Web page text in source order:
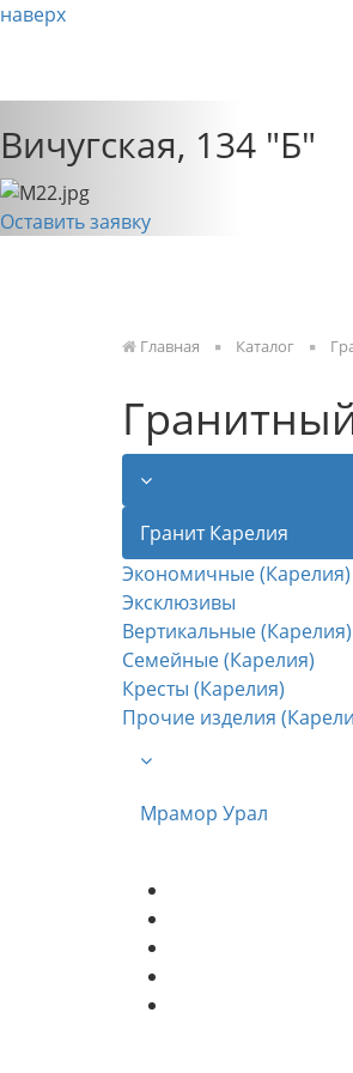
наверх
Вичугская, 134 "Б"
Оставить заявку
Главная Каталог
Гранит Карелия
Экономичные (Карелия)
Эксклюзивы
Вертикальные (Карелия)
Семейные (Карелия)
Кресты (Карелия)
Прочие изделия
Мрамор Урал